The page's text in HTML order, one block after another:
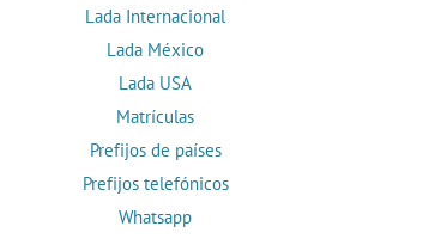
Lada Internacional
Lada México
Lada USA
Matrículas
Prefijos de países
Prefijos telefónicos
Whatsapp